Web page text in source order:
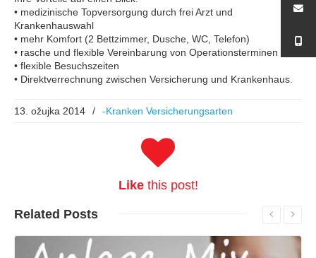
• medizinische Topversorgung durch frei Arzt und
Krankenhauswahl
• mehr Komfort (2 Bettzimmer, Dusche, WC, Telefon)
• rasche und flexible Vereinbarung von Operationsterminen
• flexible Besuchszeiten
• Direktverrechnung zwischen Versicherung und Krankenhaus.
13. ožujka 2014 / -Kranken Versicherungsarten
Likethis post!
Related Posts
Read More